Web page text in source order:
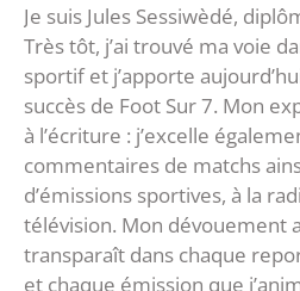
Je suis Jules Sessiwèdé,
Très tôt, j’ai trouvé ma voie
sportif et j’apporte
succès de Foot Sur 7. Mon
à l’écriture : j’excelle
commentaires de matchs
d’émissions sportives, à la
télévision. Mon dévouement
transparaît dans chaque
et chaque émission que